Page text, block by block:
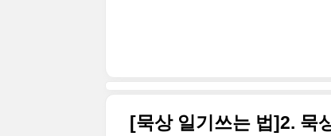
[묵상 일기쓰는 법]2. 묵